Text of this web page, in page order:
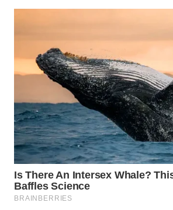
WAHANA
SPORT
WAHANA
UMKM
WAHANA
SELEB
WAHANA
PERSONA